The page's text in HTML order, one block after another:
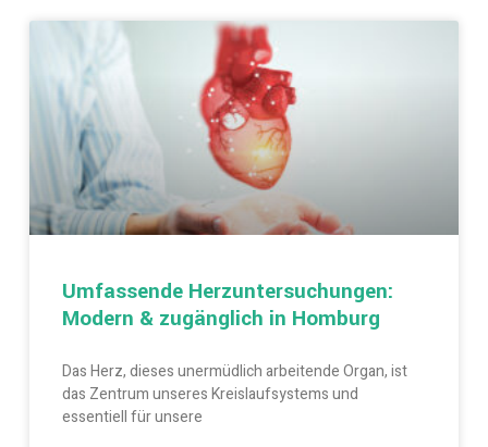
Umfassende Herzuntersuchungen:
Modern & zugänglich in Homburg
Das Herz, dieses unermüdlich arbeitende Organ, ist
das Zentrum unseres Kreislaufsystems und
essentiell für unsere